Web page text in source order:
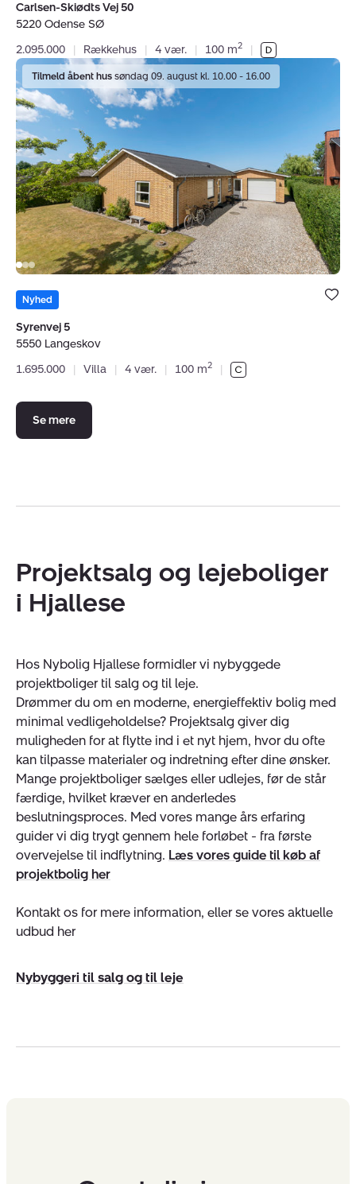
Carlsen-Skiødts Vej 50
5220 Odense SØ
2.095.000
| Rækkehus | 4 vær. | 100 m2 |
Villa:
Syrenvej
5,
5550
Langeskov
Tilmeld åbent hus søndag 09. august kl. 10.00 - 16.00
Bolig er
under dine
Nyhed
Syrenvej 5
5550 Langeskov
1.695.000
| Villa | 4 vær. | 100 m2 |
Se mere
Projektsalg og lejeboliger
i Hjallese
Hos Nybolig Hjallese formidler vi nybyggede
projektboliger til salg og til leje.
Drømmer du om en moderne, energieffektiv bolig med
minimal vedligeholdelse? Projektsalg giver dig
muligheden for at flytte ind i et nyt hjem, hvor du ofte
kan tilpasse materialer og indretning efter dine ønsker.
Mange projektboliger sælges eller udlejes, før de står
færdige, hvilket kræver en anderledes
beslutningsproces. Med vores mange års erfaring
guider vi dig trygt gennem hele forløbet - fra første
overvejelse til indflytning. Læs vores guide til køb af
projektbolig her
Kontakt os for mere information, eller se vores aktuelle
udbud her
Nybyggeri til salg og til leje